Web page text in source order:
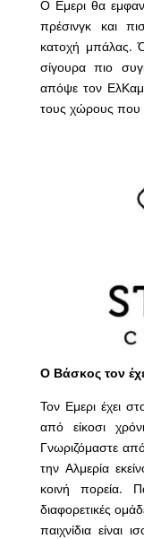
Ο Εμερι θα
πρέσινγκ και
κατοχή μπάλας.
σίγουρα πιο
απόψε τον
τους χώρους που
Ο Βάσκος τον
Τον Εμερι έχει
από είκοσι
Γνωριζόμαστε
την Αλμερία
κοινή πορεία.
διαφορετικές
παιχνίδια είναι